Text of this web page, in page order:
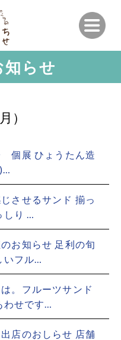
知らせ
）
個展 ひょうたん造
させるサンド 揃っ
しり …
お知らせ 足利の旬
いフル…
。フルーツサンド
わせです…
店のおしらせ 店舗